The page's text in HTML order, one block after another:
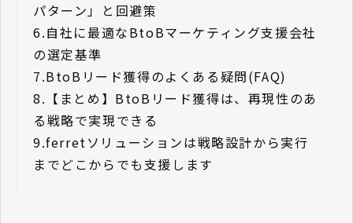
パターン」と回避策
6.自社に最適なBtoBマーケティング支援会社
の選定基準
7.BtoBリード獲得のよくある疑問(FAQ)
8. 【まとめ】BtoBリード獲得は、再現性のあ
る戦略で実現できる
9.ferretソリューションは戦略設計から実行
までどこからでも支援します